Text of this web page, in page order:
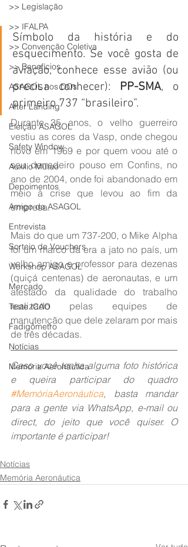
>> Legislação
>> IFALPA
>> Convenção Coletiva
>> Benefícios
ASAGOL nos DOs
After Landing
Eleição ASAGOL
Safety Window
Auxílio Mútuo
Depoimentos
Amigo da ASAGOL
Entrevista
Sorteio de Vouchers
Workshop ASAGOL
Mercado
Teste ICAO
Fadigômetro
Notícias
Memória Aeronáutica
Símbolo da história e do
esquecimento. Se você gosta de
aviação, conhece esse avião (ou
precisa conhecer): PP-SMA, o
primeiro 737 “brasileiro”.
Durante 35 anos, o velho guerreiro
vestiu as cores da Vasp, onde chegou
novo em 1969 e por quem voou até o
seu derradeiro pouso em Confins, no
ano de 2004, onde foi abandonado em
meio à crise que levou ao fim da
empresa.
Mais do que um 737-200, o Mike Alpha
foi um marco da era a jato no país, um
velho amigo e professor para dezenas
(quiçá centenas) de aeronautas, e um
atestado da qualidade do trabalho
realizado pelas equipes de
manutenção que dele zelaram por mais
de três décadas.
Caso você tenha alguma foto histórica
e queira participar do quadro
#MemóriaAeronáutica, basta mandar
para a gente via WhatsApp, e-mail ou
direct, do jeito que você quiser. O
importante é participar!
Notícias
Memória Aeronáutica